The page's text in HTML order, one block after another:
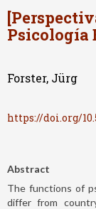
Psicología
Forster, Jürg
https://doi.org/
Abstract
The functions of
differ from